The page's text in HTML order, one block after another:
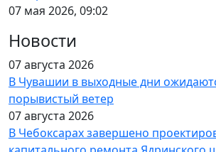
07 мая 2026, 09:02
Новости
07 августа 2026
В Чувашии в выходные дни
порывистый ветер
07 августа 2026
В Чебоксарах завершено